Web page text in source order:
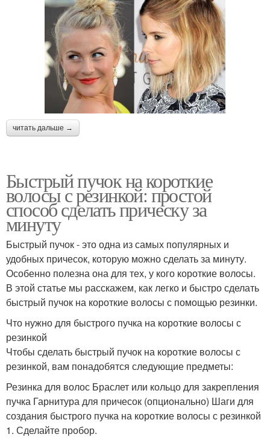
читать дальше →
Быстрый пучок на короткие
волосы с резинкой: простой
способ сделать прическу за
минуту
Быстрый пучок - это одна из самых популярных и
удобных причесок, которую можно сделать за минуту.
Особенно полезна она для тех, у кого короткие волосы.
В этой статье мы расскажем, как легко и быстро сделать
быстрый пучок на короткие волосы с помощью резинки.
Что нужно для быстрого пучка на короткие волосы с
резинкой
Чтобы сделать быстрый пучок на короткие волосы с
резинкой, вам понадобятся следующие предметы:
Резинка для волос Браслет или кольцо для закрепления
пучка Гарнитура для причесок (опционально) Шаги для
создания быстрого пучка на короткие волосы с резинкой
1. Сделайте пробор.